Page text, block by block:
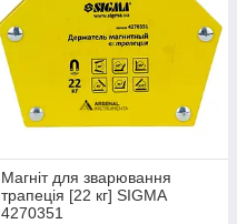
Магніт для зварювання
трапеція [22 кг] SIGMA
4270351